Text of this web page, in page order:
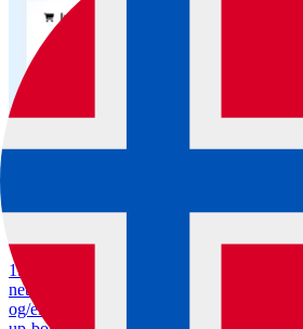
1. oktober 2024 trådte ny lovgivning i kraft
nettbutikker som selger tobakk,
og/eller alkohol må kunne verifisere